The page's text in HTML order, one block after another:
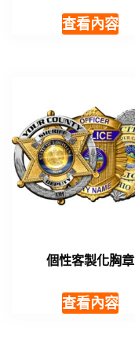
查看內容
個性客製化胸章
查看內容